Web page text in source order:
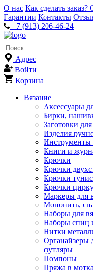
О нас Как сделать заказ?
Гарантии Контакты
+7 (913) 206-46-24
Адрес
Войти
Корзина
Вязание
Аксессуары
Бирки,
Заготовки
Изделия
Инструменты
Книги и
Крючки
Крючки
Крючки
Крючки
Маркеры для
Мононить,
Наборы для
Наборы спиц
Нитки
Органайзеры
футляры
Помпоны
Пряжа в